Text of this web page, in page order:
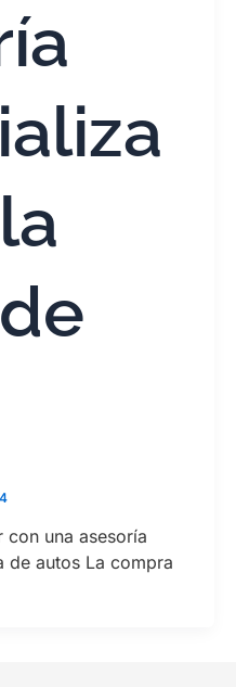
una asesoría
de autos La compra